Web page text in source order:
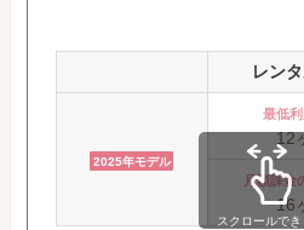
レン
2025年モデル
最低
12
月額課金
16
スクロールでき